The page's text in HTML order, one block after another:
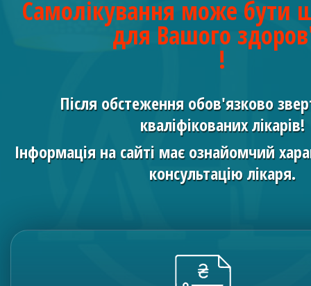
Самолікування може бути
для Вашого
!
Після обстеження обов'язково
кваліфікованих лікарів!
Інформація на сайті має ознайомчий
консультацію лікаря.